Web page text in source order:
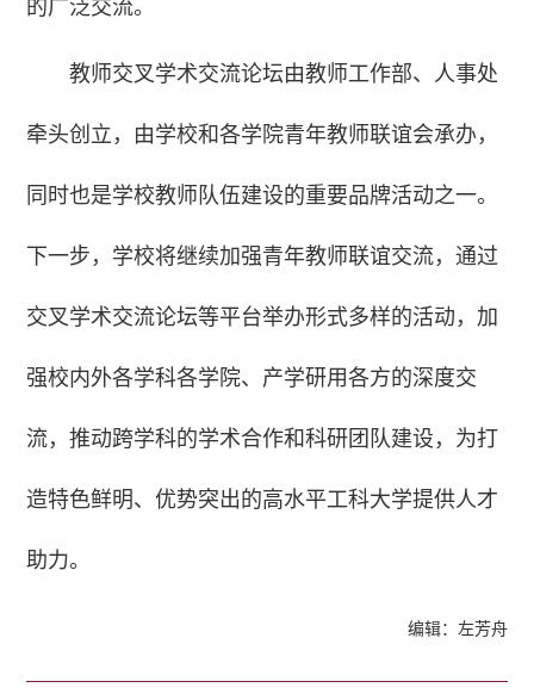
的广泛交流。
教师交叉学术交流论坛由教师工作部、人事处
牵头创立，由学校和各学院青年教师联谊会承办，
同时也是学校教师队伍建设的重要品牌活动之一。
下一步，学校将继续加强青年教师联谊交流，通过
交叉学术交流论坛等平台举办形式多样的活动，加
强校内外各学科各学院、产学研用各方的深度交
流，推动跨学科的学术合作和科研团队建设，为打
造特色鲜明、优势突出的高水平工科大学提供人才
助力。
编辑：左芳舟